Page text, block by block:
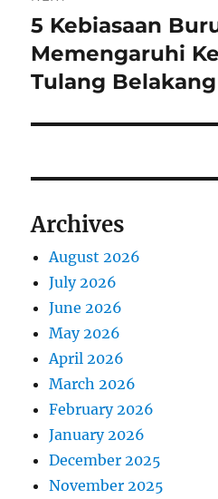
Next
post:
5 Kebiasaan
Memengaruhi
Tulang
Archives
August 2026
July 2026
June 2026
May 2026
April 2026
March 2026
February 2026
January 2026
December 2025
November 2025